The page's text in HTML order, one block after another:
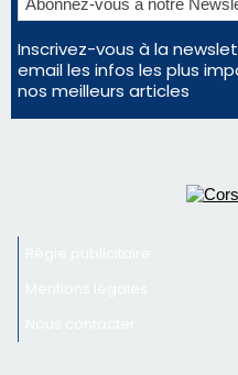
Inscrivez-vous à la
email les infos les plus
nos meilleurs articles